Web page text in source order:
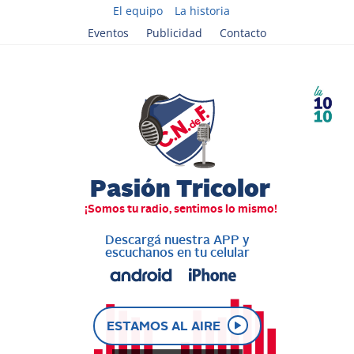
El equipo
La historia
Eventos
Publicidad Contacto
Descargá nuestra APP y
escuchanos en tu celular
ESTAMOS AL AIRE